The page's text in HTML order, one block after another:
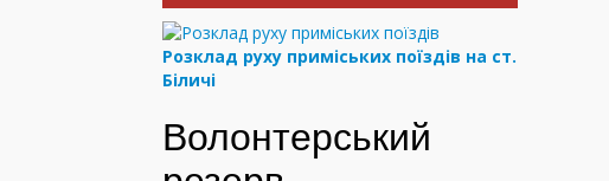
Розклад руху приміських поїздів на ст.
Біличі